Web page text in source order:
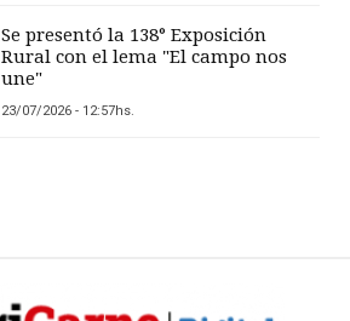
Se presentó la 138° Exposición
Rural con el lema "El campo nos
une"
23/07/2026 - 12:57hs.